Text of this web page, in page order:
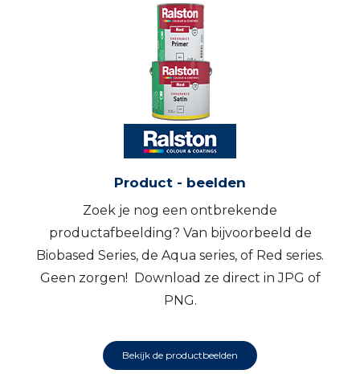
Product - beelden
Zoek je nog een ontbrekende
productafbeelding? Van bijvoorbeeld de
Biobased Series, de Aqua series, of Red series.
Geen zorgen! Download ze direct in JPG of
PNG.
Bekijk de productbeelden